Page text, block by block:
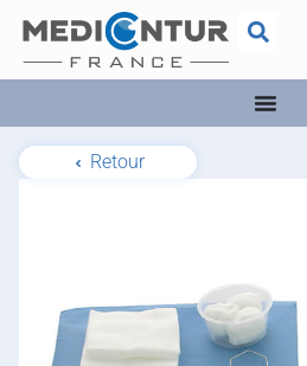
Retour